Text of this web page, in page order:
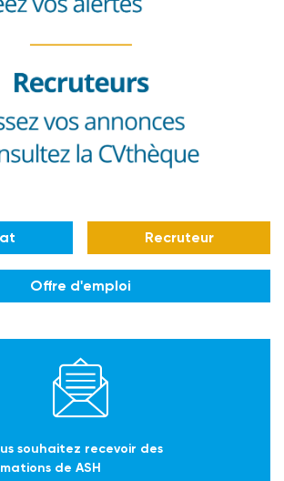
Recruteur
Offre d'emploi
souhaitez recevoir des
de ASH